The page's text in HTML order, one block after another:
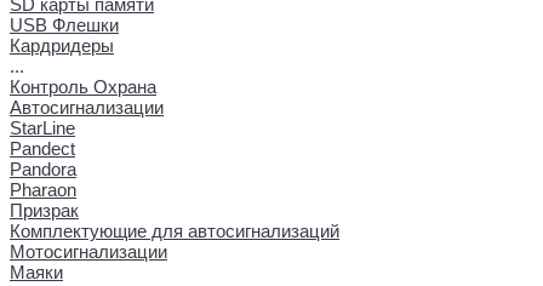
USB Флешки
Кардридеры
...
Контроль Охрана
Автосигнализации
StarLine
Pandect
Pandora
Pharaon
Призрак
Комплектующие для автосигнализаций
Мотосигнализации
Маяки